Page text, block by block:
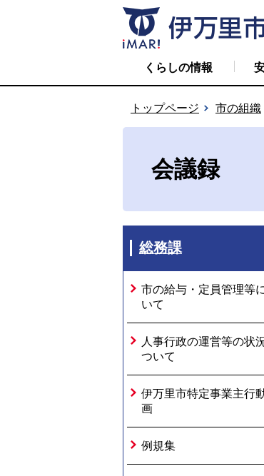
くらしの情報
トップページ 市の組織
会議録
総務課
市の給与・定員管理等
いて
人事行政の運営等の状
ついて
伊万里市特定事業主行
画
例規集